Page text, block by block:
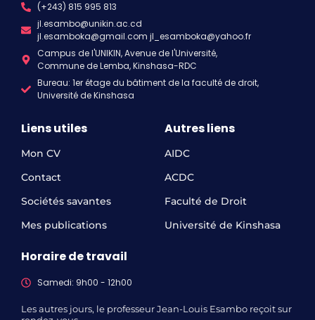
(+243) 815 995 813
jl.esambo@unikin.ac.cd
jl.esamboka@gmail.com jl_esamboka@yahoo.fr
Campus de l'UNIKIN, Avenue de l'Université,
Commune de Lemba, Kinshasa-RDC
Bureau: 1er étage du bâtiment de la faculté de droit,
Université de Kinshasa
Liens utiles
Mon CV
Contact
Sociétés savantes
Mes publications
Autres liens
AIDC
ACDC
Faculté de Droit
Université de Kinshasa
Horaire de travail
Samedi: 9h00 - 12h00
Les autres jours, le professeur Jean-Louis Esambo reçoit sur